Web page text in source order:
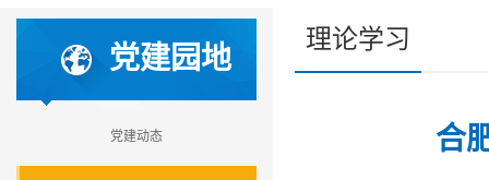
党建园地
党建动态
理论学习
合